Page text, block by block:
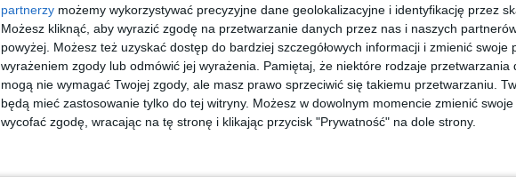
partnerzy możemy wykorzystywać precyzyjne dane geolokalizacyjne i identyfikację przez
Możesz kliknąć, aby wyrazić zgodę na przetwarzanie danych przez nas i naszych
powyżej. Możesz też uzyskać dostęp do bardziej szczegółowych informacji i zmienić swoje
wyrażeniem zgody lub odmówić jej wyrażenia.
Pamiętaj, że niektóre rodzaje przetwarzania
mogą nie wymagać Twojej zgody, ale masz prawo sprzeciwić się takiemu przetwarzaniu.
będą mieć zastosowanie tylko do tej witryny. Możesz w dowolnym momencie zmienić
wycofać zgodę, wracając na tę stronę i klikając przycisk "Prywatność" na dole strony.